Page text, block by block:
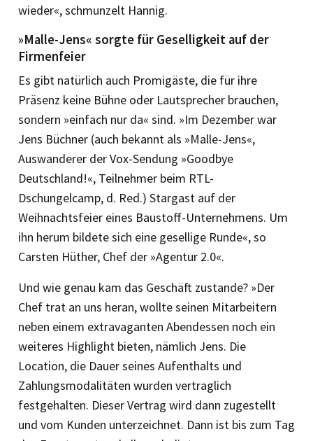
wieder«, schmunzelt Hannig.
»Malle-Jens« sorgte für Geselligkeit auf der
Firmenfeier
Es gibt natürlich auch Promigäste, die für ihre
Präsenz keine Bühne oder Lautsprecher brauchen,
sondern »einfach nur da« sind. »Im Dezember war
Jens Büchner (auch bekannt als »Malle-Jens«,
Auswanderer der Vox-Sendung »Goodbye
Deutschland!«, Teilnehmer beim RTL-
Dschungelcamp, d. Red.) Stargast auf der
Weihnachtsfeier eines Baustoff-Unternehmens. Um
ihn herum bildete sich eine gesellige Runde«, so
Carsten Hüther, Chef der »Agentur 2.0«.
Und wie genau kam das Geschäft zustande? »Der
Chef trat an uns heran, wollte seinen Mitarbeitern
neben einem extra­vaganten Abendessen noch ein
weiteres Highlight bieten, nämlich Jens. Die
Location, die Dauer seines Aufenthalts und
Zahlungsmodalitäten wurden vertraglich
festgehalten. Dieser Vertrag wird dann zugestellt
und vom Kunden unterzeichnet. Dann ist bis zum Tag